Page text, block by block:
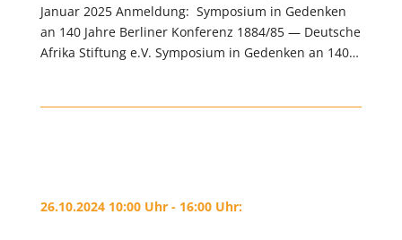
Januar 2025 Anmeldung: Symposium in Gedenken
an 140 Jahre Berliner Konferenz 1884/85 — Deutsche
Afrika Stiftung e.V. Symposium in Gedenken an 140…
26.10.2024 10:00 Uhr - 16:00 Uhr: